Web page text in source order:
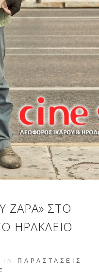
ΖΑΡΑ» ΣΤΟ
ΗΡΆΚΛΕΙΟ
IN ΠΑΡΑΣΤΆΣΕΙΣ